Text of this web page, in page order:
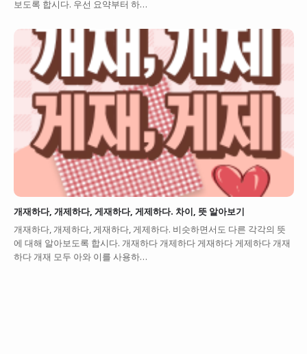
보도록 합시다. 우선 요약부터 하…
개재하다, 개제하다, 게재하다, 게제하다. 차이, 뜻 알아보기
개재하다, 개제하다, 게재하다, 게제하다. 비슷하면서도 다른 각각의 뜻
에 대해 알아보도록 합시다. 개재하다 개제하다 게재하다 게제하다 개재
하다 개재 모두 아와 이를 사용하…